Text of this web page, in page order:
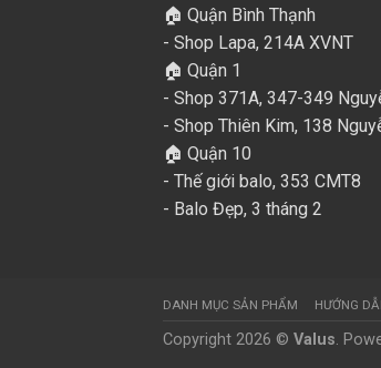
🏠 Quận Bình Thạnh
- Shop Lapa, 214A XVNT
🏠 Quận 1
- Shop 371A, 347-349
- Shop Thiên Kim, 138
🏠 Quận 10
- Thế giới balo, 353 CMT8
- Balo Đẹp, 3 tháng 2
DANH MỤC SẢN PHẨM HƯỚNG
Copyright 2026 © Valus.